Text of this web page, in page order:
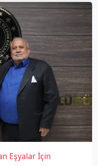
Eşyalar İçin